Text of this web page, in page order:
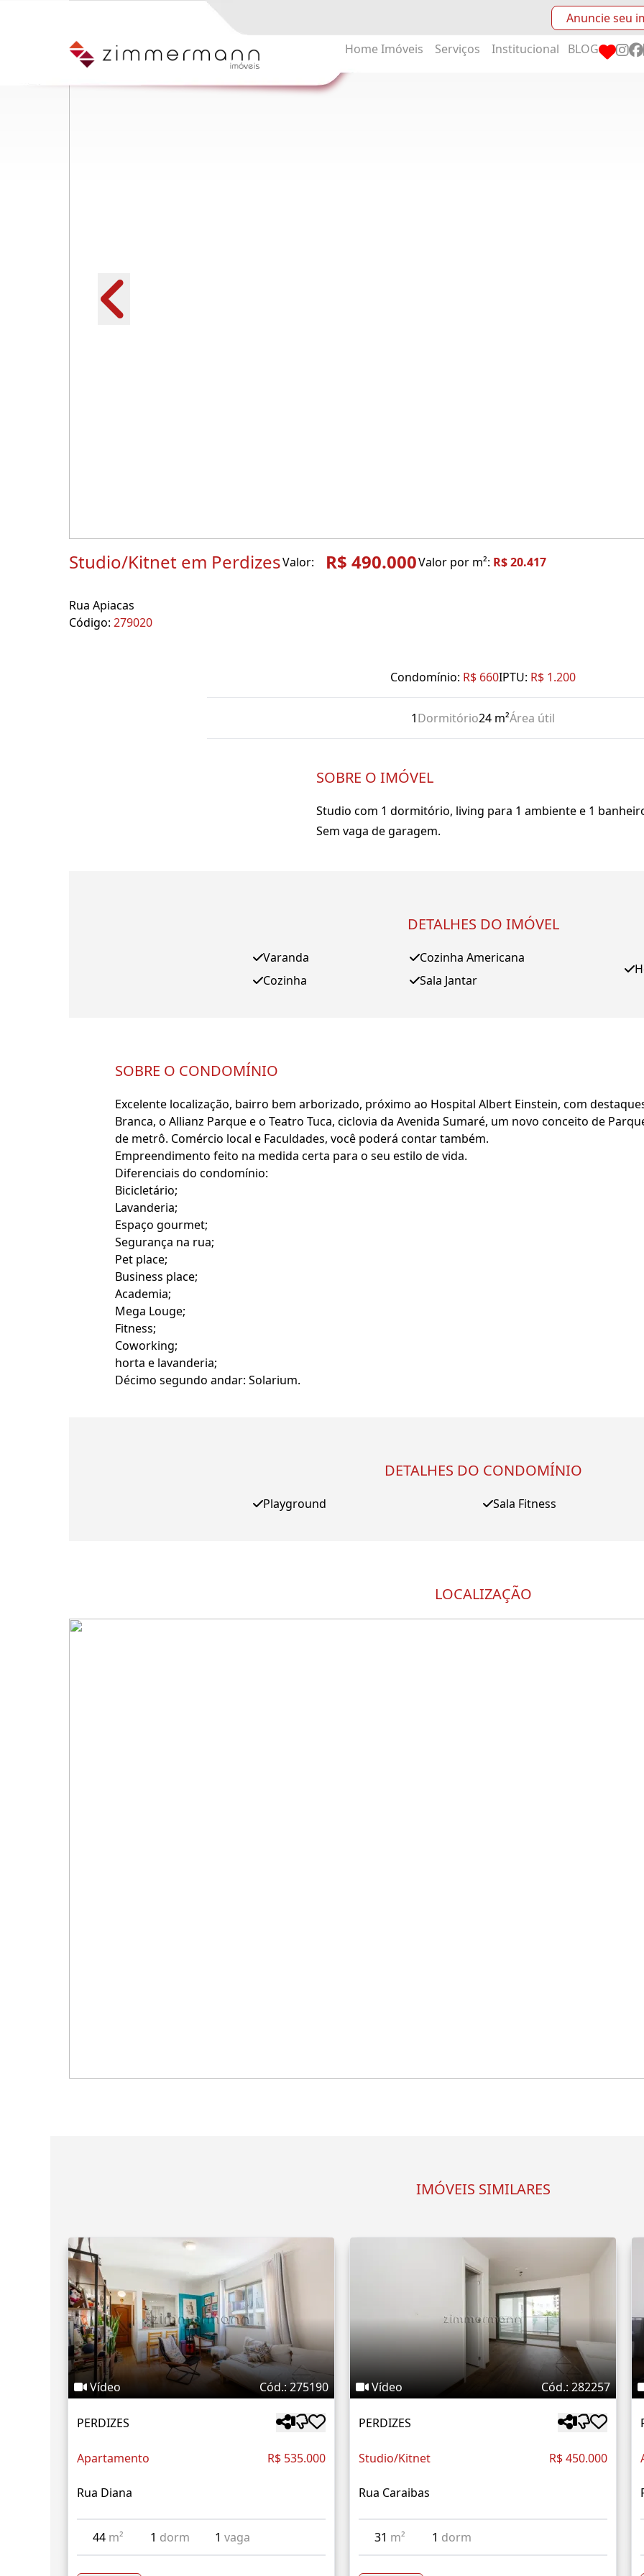
Anuncie seu
Home Imóveis Serviços Institucional BLOG
Studio/Kitnet em PerdizesValor: R$ 490.000Valor por m²: R$ 20.417
Rua Apiacas
Código: 279020
Condomínio: R$ 660IPTU: R$ 1.200
1Dormitório24 m²Área útil
SOBRE O IMÓVEL
Studio com 1 dormitório, living para 1 ambiente e 1
Sem vaga de garagem.
DETALHES DO IMÓVEL
Varanda
Cozinha
Cozinha Americana
Sala Jantar
SOBRE O CONDOMÍNIO
Excelente localização, bairro bem arborizado, próximo ao Hospital Albert Einstein, com
Branca, o Allianz Parque e o Teatro Tuca, ciclovia da Avenida Sumaré, um novo conceito de
de metrô. Comércio local e Faculdades, você poderá contar também.
Empreendimento feito na medida certa para o seu estilo de vida.
Diferenciais do condomínio:
Bicicletário;
Lavanderia;
Espaço gourmet;
Segurança na rua;
Pet place;
Business place;
Academia;
Mega Louge;
Fitness;
Coworking;
horta e lavanderia;
Décimo segundo andar: Solarium.
DETALHES DO CONDOMÍNIO
Playground Sala Fitness
LOCALIZAÇÃO
IMÓVEIS SIMILARES
Vídeo Cód.: 275190
PERDIZES
Apartamento R$ 535.000
Rua Diana
44 m² 1 dorm 1 vaga
Vídeo Cód.: 282257
PERDIZES
Studio/Kitnet R$ 450.000
Rua Caraibas
31 m² 1 dorm